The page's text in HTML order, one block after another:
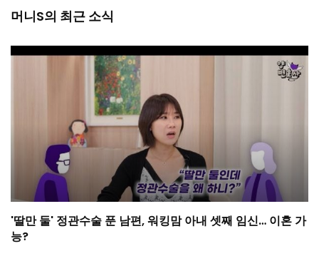
머니S의 최근 소식
'딸만 둘' 정관수술 푼 남편, 워킹맘 아내 셋째 임신… 이혼 가
능?